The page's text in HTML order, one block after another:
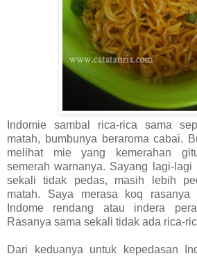
Indomie sambal rica-rica sama
matah, bumbunya beraroma cabai.
melihat mie yang kemerahan
semerah warnanya. Sayang lagi-lagi
sekali tidak pedas, masih lebih
matah. Saya merasa koq
Indome rendang atau indera
Rasanya sama sekali tidak ada rica-
Dari keduanya untuk kepedasan